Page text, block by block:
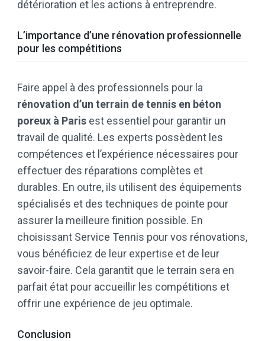
détérioration et les actions à entreprendre.
L’importance d’une rénovation professionnelle
pour les compétitions
Faire appel à des professionnels pour la
rénovation d’un terrain de tennis en béton
poreux à Paris est essentiel pour garantir un
travail de qualité. Les experts possèdent les
compétences et l’expérience nécessaires pour
effectuer des réparations complètes et
durables. En outre, ils utilisent des équipements
spécialisés et des techniques de pointe pour
assurer la meilleure finition possible. En
choisissant Service Tennis pour vos rénovations,
vous bénéficiez de leur expertise et de leur
savoir-faire. Cela garantit que le terrain sera en
parfait état pour accueillir les compétitions et
offrir une expérience de jeu optimale.
Conclusion